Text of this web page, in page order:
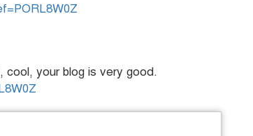
your blog is very good.